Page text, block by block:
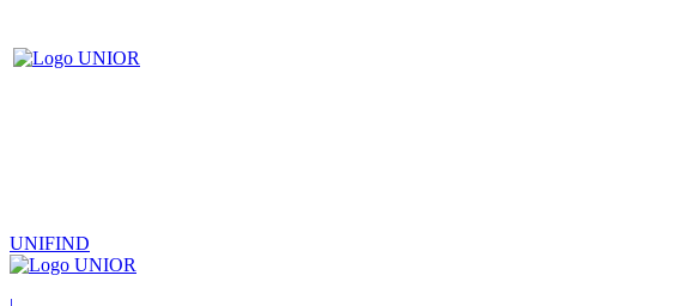
UNIFIND